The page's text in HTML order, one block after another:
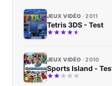
JEUX VIDÉO 2011
Tetris 3DS - Test
JEUX VIDÉO 2010
Sports Island -